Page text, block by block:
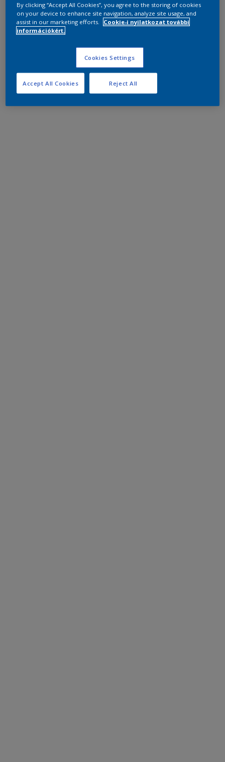
By clicking “Accept All Cookies”, you agree to the storing of cookies
on your device to enhance site navigation, analyze site usage, and
assist in our marketing efforts.
Cookie-i nyilatkozat további
információkért.
Cookies Settings
Reject All
Accept All Cookies